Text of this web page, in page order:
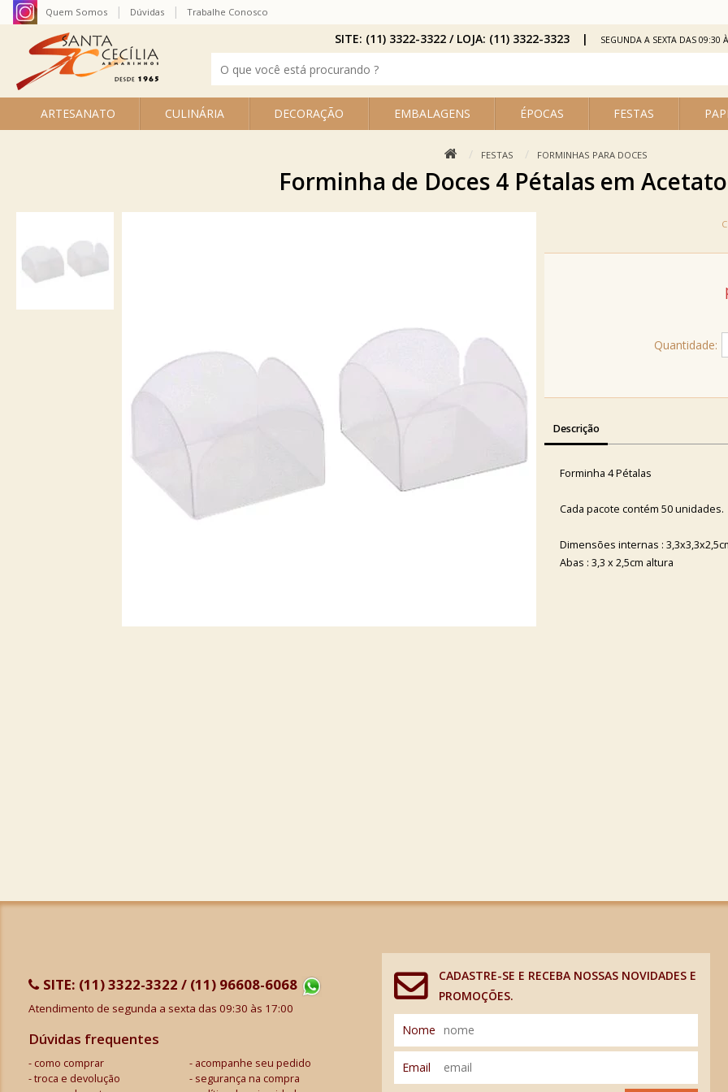
ARTESANATO CULINÁRIA DECORAÇÃO EMBALAGENS ÉPOCAS FESTAS
Quem Somos Dúvidas Trabalhe Conosco
SITE: (11) 3322-3322 / LOJA: (11) 3322-3323 SEGUNDA A SEXTA DAS 09:30
FESTAS FORMINHAS PARA DOCES
Forminha de Doces 4 Pétalas em
Quantidade:
Descrição
Forminha 4 Pétalas
Cada pacote contém 50 unidades.
Dimensões internas :
Abas : 3,3 x 2,5cm altura
SITE: (11) 3322-3322 / (11) 96608-6068
Atendimento de segunda a sexta das 09:30 às 17:00
Dúvidas frequentes
como comprar
acompanhe seu pedido
troca e devolução
segurança na compra
CADASTRE-SE E RECEBA NOSSAS NOVIDADES E
PROMOÇÕES.
Nome
Email